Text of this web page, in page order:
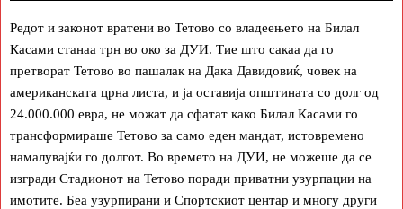
Редот и законот вратени во Тетово со владеењето на Билал
Касами станаа трн во око за ДУИ. Тие што сакаа да го
претворат Тетово во пашалак на Дака Давидовиќ, човек на
американската црна листа, и ја оставија општината со долг од
24.000.000 евра, не можат да сфатат како Билал Касами го
трансформираше Тетово за само еден мандат, истовремено
намалувајќи го долгот. Во времето на ДУИ, не можеше да се
изгради Стадионот на Тетово поради приватни узурпации на
имотите. Беа узурпирани и Спортскиот центар и многу други